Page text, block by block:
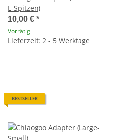
L-Spitzen)
10,00 € *
Vorrätig
Lieferzeit: 2 - 5 Werktage
BESTSELLER